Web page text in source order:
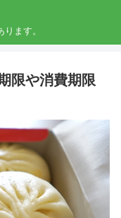
ます。
限や消費期限